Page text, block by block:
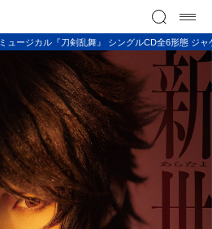
ミュージカル『刀剣乱舞』 シングルCD全6形態 ジ